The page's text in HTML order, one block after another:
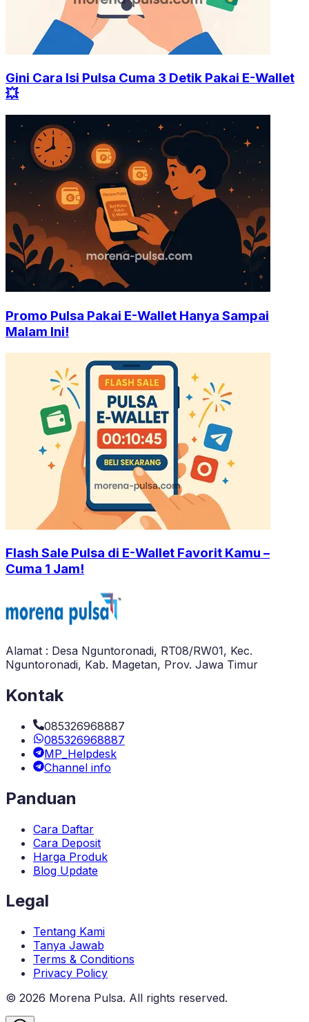
Gini Cara Isi Pulsa Cuma 3 Detik Pakai E-Wallet
💥
Promo Pulsa Pakai E-Wallet Hanya Sampai
Malam Ini!
Flash Sale Pulsa di E-Wallet Favorit Kamu –
Cuma 1 Jam!
Alamat : Desa Nguntoronadi, RT08/RW01, Kec.
Nguntoronadi, Kab. Magetan, Prov. Jawa Timur
Kontak
085326968887
085326968887
MP_Helpdesk
Channel info
Panduan
Cara Daftar
Cara Deposit
Harga Produk
Blog Update
Legal
Tentang Kami
Tanya Jawab
Terms & Conditions
Privacy Policy
© 2026 Morena Pulsa. All rights reserved.